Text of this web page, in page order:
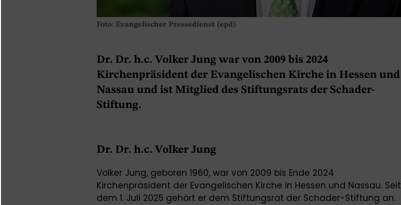
Foto: Evangelischer Pressedienst (epd)
Dr. Dr. h.c. Volker Jung war von 2009 bis 2024
Kirchenpräsident der Evangelischen Kirche in Hessen und
Nassau und ist Mitglied des Stiftungsrats der Schader-
Stiftung.
Dr. Dr. h.c. Volker Jung
Volker Jung, geboren 1960, war von 2009 bis Ende 2024
Kirchenpräsident der Evangelischen Kirche in Hessen und Nassau. Seit
dem 1. Juli 2025 gehört er dem Stiftungsrat der Schader-Stiftung an.